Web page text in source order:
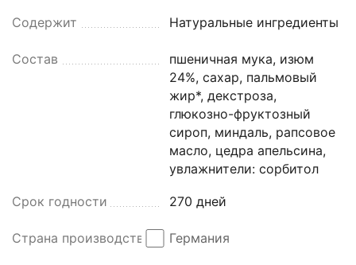
Содержит Натуральные ингредиенты
Состав
пшеничная мука, изюм
24%, сахар, пальмовый
жир*, декстроза,
глюкозно-фруктозный
сироп, миндаль, рапсовое
масло, цедра апельсина,
увлажнители: сорбитол
Срок годности 270 дней
Страна производства Германия